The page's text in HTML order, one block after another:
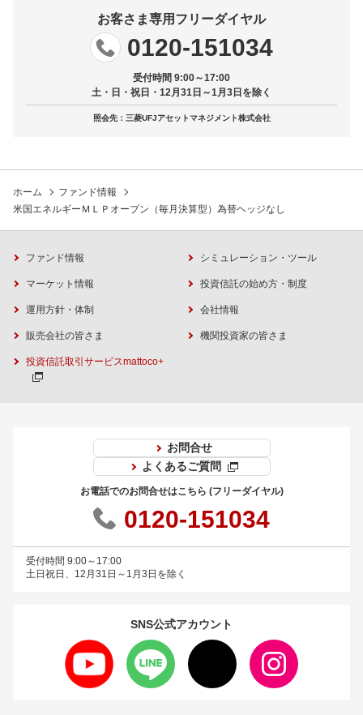
お客さま専用フリーダイヤル
0120-151034
受付時間 9:00～17:00
土・日・祝日・12月31日～1月3日を除く
照会先：三菱UFJアセットマネジメント株式会社
ホーム
ファンド情報
米国エネルギーＭＬＰオープン（毎月決算型）為替ヘッジなし
ファンド情報 シミュレーション・ツール
マーケット情報 投資信託の始め方・制度
運用方針・体制 会社情報
販売会社の皆さま 機関投資家の皆さま
投資信託取引サービスmattoco+
お問合せ
よくあるご質問
お電話でのお問合せはこちら (フリーダイヤル)
0120-151034
受付時間 9:00～17:00
土日祝日、12月31日～1月3日を除く
SNS公式アカウント